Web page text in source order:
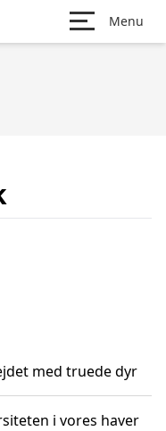
Menu
med truede dyr
i vores haver